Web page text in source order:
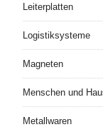
Leiterplatten
Logistiksysteme
Magneten
Menschen und
Metallwaren